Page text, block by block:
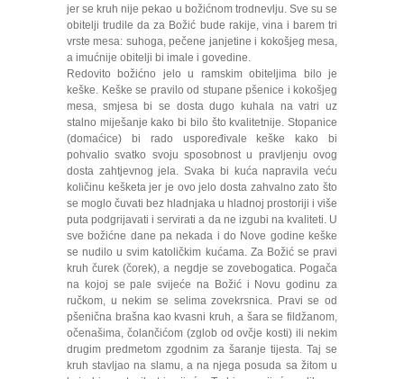
jer se kruh nije pekao u božićnom trodnevlju. Sve su se
obitelji trudile da za Božić bude rakije, vina i barem tri
vrste mesa: suhoga, pečene janjetine i kokošjeg mesa,
a imućnije obitelji bi imale i govedine.
Redovito božićno jelo u ramskim obiteljima bilo je
keške. Keške se pravilo od stupane pšenice i kokošjeg
mesa, smjesa bi se dosta dugo kuhala na vatri uz
stalno miješanje kako bi bilo što kvalitetnije. Stopanice
(domaćice) bi rado uspoređivale keške kako bi
pohvalio svatko svoju sposobnost u pravljenju ovog
dosta zahtjevnog jela. Svaka bi kuća napravila veću
količinu kešketa jer je ovo jelo dosta zahvalno zato što
se moglo čuvati bez hladnjaka u hladnoj prostoriji i više
puta podgrijavati i servirati a da ne izgubi na kvaliteti. U
sve božićne dane pa nekada i do Nove godine keške
se nudilo u svim katoličkim kućama. Za Božić se pravi
kruh čurek (čorek), a negdje se zovebogatica. Pogača
na kojoj se pale svijeće na Božić i Novu godinu za
ručkom, u nekim se selima zovekrsnica. Pravi se od
pšenična brašna kao kvasni kruh, a šara se fildžanom,
očenašima, čolančićom (zglob od ovčje kosti) ili nekim
drugim predmetom zgodnim za šaranje tijesta. Taj se
kruh stavljao na slamu, a na njega posuda sa žitom u